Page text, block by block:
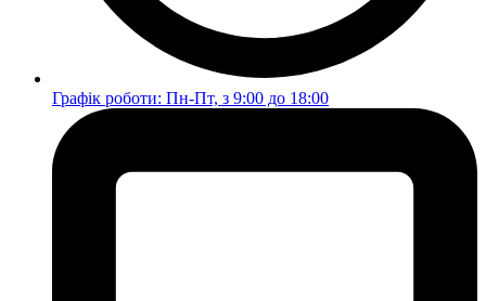
Графік роботи: Пн-Пт, з 9:00 до 18:00